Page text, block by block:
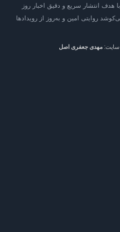
هدف انتشار سریع و دقیق اخبار روز
روایتی امین و به‌روز از رویدادها
سایت: مهدی جعفری اصل